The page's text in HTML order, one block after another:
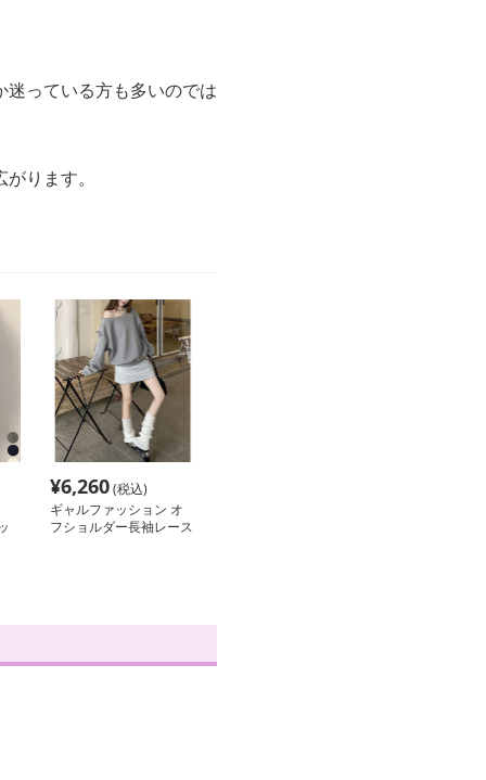
っている方も多いのでは
ります。
¥6,260(税込)
ギャルファッション オ
フショルダー長袖レース